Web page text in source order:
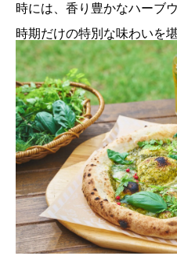
時には、香り豊かなハーブ
時期だけの特別な味わいを